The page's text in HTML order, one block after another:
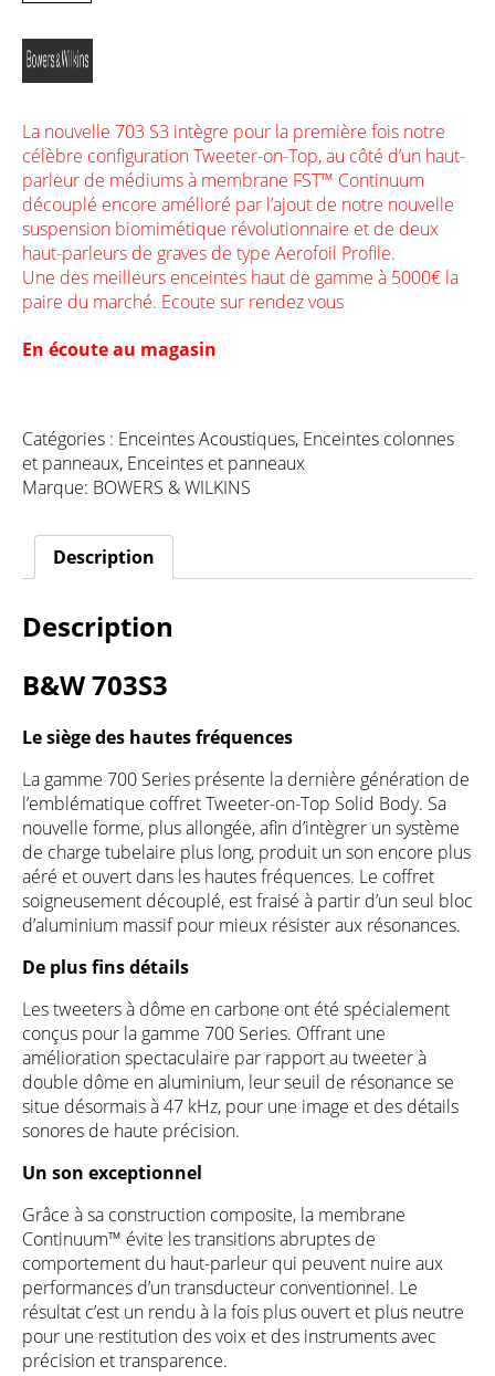
La nouvelle 703 S3 intègre pour la première fois notre
célèbre configuration Tweeter-on-Top, au côté d’un haut-
parleur de médiums à membrane FST™ Continuum
découplé encore amélioré par l’ajout de notre nouvelle
suspension biomimétique révolutionnaire et de deux
haut-parleurs de graves de type Aerofoil Profile.
Une des meilleurs enceintes haut de gamme à 5000€ la
paire du marché. Ecoute sur rendez vous
En écoute au magasin
Catégories : Enceintes Acoustiques, Enceintes colonnes
et panneaux, Enceintes et panneaux
Marque: BOWERS & WILKINS
Description
Description
B&W 703S3
Le siège des hautes fréquences
La gamme 700 Series présente la dernière génération de
l’emblématique coffret Tweeter-on-Top Solid Body. Sa
nouvelle forme, plus allongée, afin d’intègrer un système
de charge tubelaire plus long, produit un son encore plus
aéré et ouvert dans les hautes fréquences. Le coffret
soigneusement découplé, est fraisé à partir d’un seul bloc
d’aluminium massif pour mieux résister aux résonances.
De plus fins détails
Les tweeters à dôme en carbone ont été spécialement
conçus pour la gamme 700 Series. Offrant une
amélioration spectaculaire par rapport au tweeter à
double dôme en aluminium, leur seuil de résonance se
situe désormais à 47 kHz, pour une image et des détails
sonores de haute précision.
Un son exceptionnel
Grâce à sa construction composite, la membrane
Continuum™ évite les transitions abruptes de
comportement du haut-parleur qui peuvent nuire aux
performances d’un transducteur conventionnel. Le
résultat c’est un rendu à la fois plus ouvert et plus neutre
pour une restitution des voix et des instruments avec
précision et transparence.